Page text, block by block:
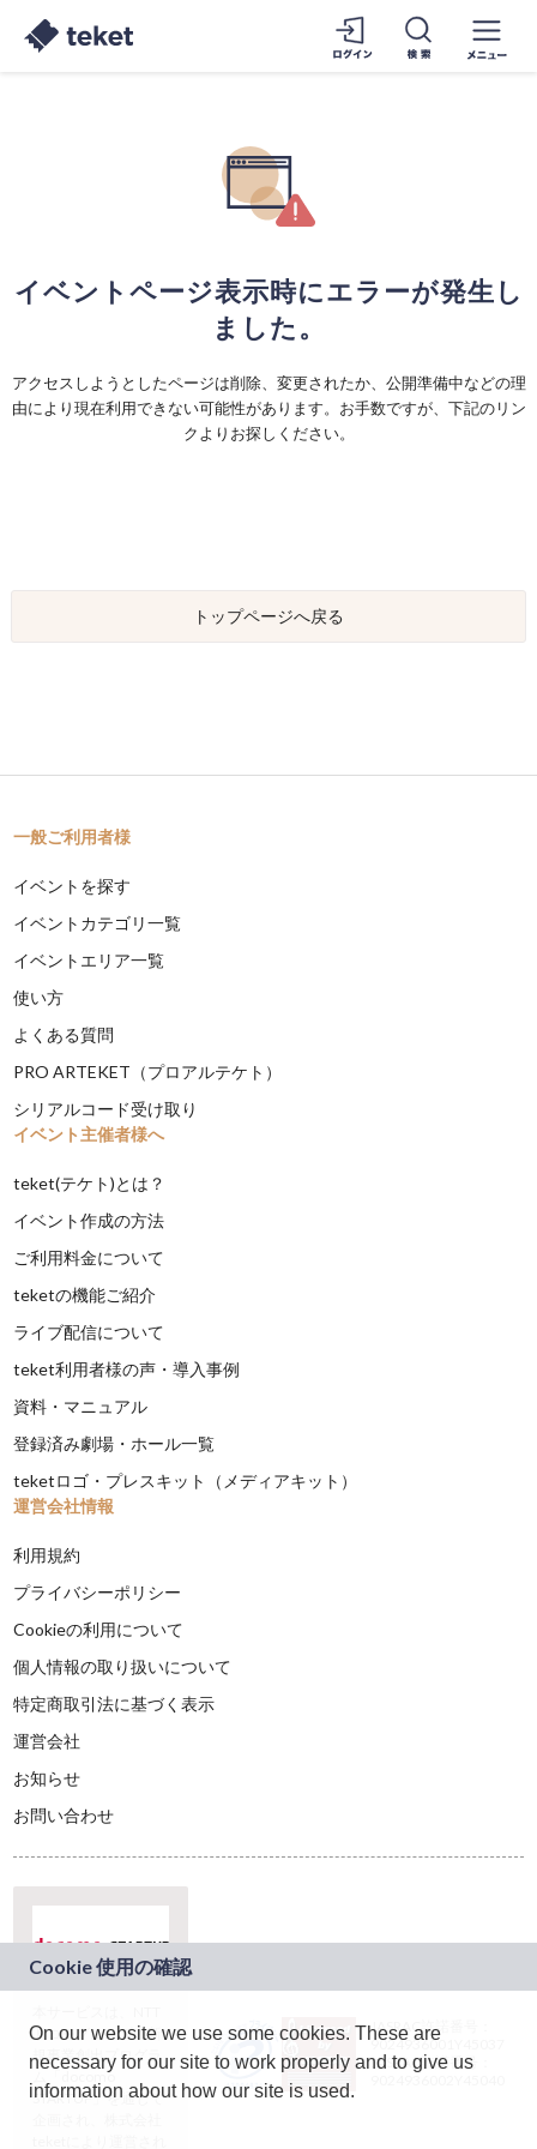
イベントページ表示時にエラーが発生し
ました。
アクセスしようとしたページは削除、変更されたか、公開準備中などの理
由により現在利用できない可能性があります。お手数ですが、下記のリン
クよりお探しください。
トップページへ戻る
一般ご利用者様
イベントを探す
イベントカテゴリ一覧
イベントエリア一覧
使い方
よくある質問
PRO ARTEKET（プロアルテケト）
シリアルコード受け取り
イベント主催者様へ
teket(テケト)とは？
イベント作成の方法
ご利用料金について
teketの機能ご紹介
ライブ配信について
teket利用者様の声・導入事例
資料・マニュアル
登録済み劇場・ホール一覧
teketロゴ・プレスキット（メディアキット）
運営会社情報
利用規約
プライバシーポリシー
Cookieの利用について
個人情報の取り扱いについて
特定商取引法に基づく表示
運営会社
お知らせ
お問い合わせ
ドコモグループの新
規事業創出プログラ
ム「docomo
STARTUP」を通じて
JASRAC許諾番号：
9024936001Y45037
JASRAC許諾番号：
On our website we use some cookies. These are
necessary for our site to work properly and to give us
information about how our site is used.